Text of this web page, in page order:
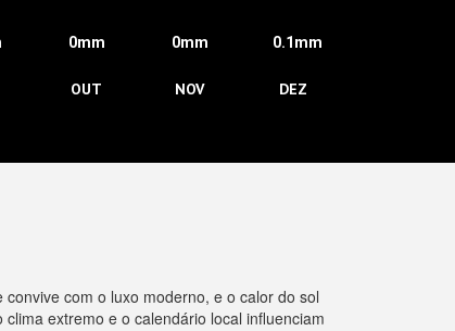
0mm
OUT
0mm
NOV
0.1mm
DEZ
com o luxo moderno, e o calor do sol
clima extremo e o calendário local influenciam